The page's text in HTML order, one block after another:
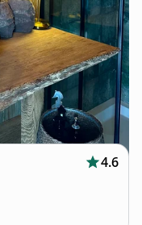
4.6